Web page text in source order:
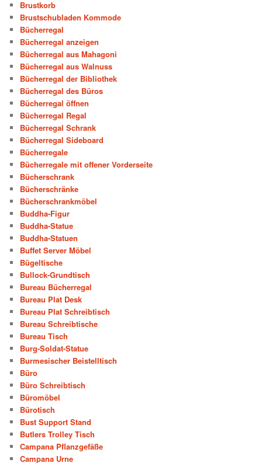
Brustkorb
Brustschubladen Kommode
Bücherregal
Bücherregal anzeigen
Bücherregal aus Mahagoni
Bücherregal aus Walnuss
Bücherregal der Bibliothek
Bücherregal des Büros
Bücherregal öffnen
Bücherregal Regal
Bücherregal Schrank
Bücherregal Sideboard
Bücherregale
Bücherregale mit offener Vorderseite
Bücherschrank
Bücherschränke
Bücherschrankmöbel
Buddha-Figur
Buddha-Statue
Buddha-Statuen
Buffet Server Möbel
Bügeltische
Bullock-Grundtisch
Bureau Bücherregal
Bureau Plat Desk
Bureau Plat Schreibtisch
Bureau Schreibtische
Bureau Tisch
Burg-Soldat-Statue
Burmesischer Beistelltisch
Büro
Büro Schreibtisch
Büromöbel
Bürotisch
Bust Support Stand
Butlers Trolley Tisch
Campana Pflanzgefäße
Campana Urne